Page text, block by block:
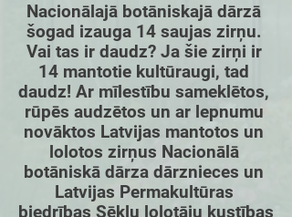
Nacionālajā botāniskajā dārzā
šogad izauga 14 saujas zirņu.
Vai tas ir daudz? Ja šie zirņi ir
14 mantotie kultūraugi, tad
daudz! Ar mīlestību sameklētos,
rūpēs audzētos un ar lepnumu
novāktos Latvijas mantotos un
lolotos zirņus Nacionālā
botāniskā dārza dārznieces un
Latvijas Permakultūras
biedrības Sēklu lolotāju kustības